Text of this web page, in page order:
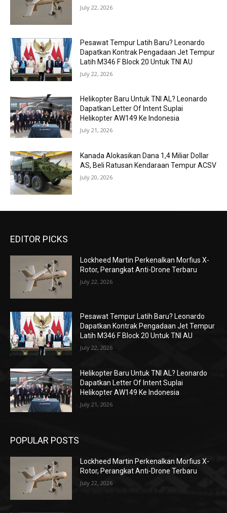
July 22, 2026
Pesawat Tempur Latih Baru? Leonardo
Dapatkan Kontrak Pengadaan Jet Tempur
Latih M346 F Block 20 Untuk TNI AU
July 22, 2026
Helikopter Baru Untuk TNI AL? Leonardo
Dapatkan Letter Of Intent Suplai
Helikopter AW149 Ke Indonesia
July 21, 2026
Kanada Alokasikan Dana 1,4 Miliar Dollar
AS, Beli Ratusan Kendaraan Tempur ACSV
July 20, 2026
EDITOR PICKS
Lockheed Martin Perkenalkan Morfius X-
Rotor, Perangkat Anti-Drone Terbaru
July 22, 2026
Pesawat Tempur Latih Baru? Leonardo
Dapatkan Kontrak Pengadaan Jet Tempur
Latih M346 F Block 20 Untuk TNI AU
July 22, 2026
Helikopter Baru Untuk TNI AL? Leonardo
Dapatkan Letter Of Intent Suplai
Helikopter AW149 Ke Indonesia
July 21, 2026
POPULAR POSTS
Lockheed Martin Perkenalkan Morfius X-
Rotor, Perangkat Anti-Drone Terbaru
July 22, 2026